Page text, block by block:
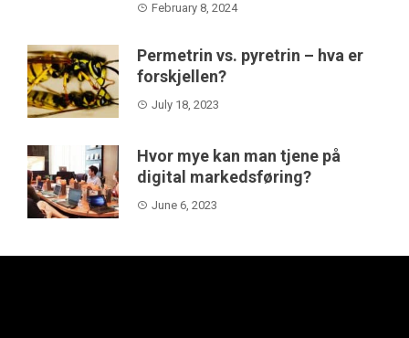
February 8, 2024
Permetrin vs. pyretrin – hva er
forskjellen?
July 18, 2023
Hvor mye kan man tjene på
digital markedsføring?
June 6, 2023